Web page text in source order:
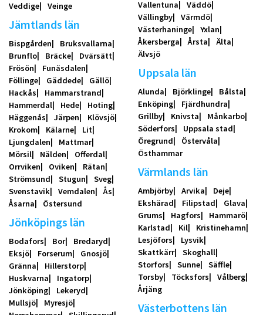
Veddige Veinge
Jämtlands län
Bispgården
Bruksvallarna
Brunflo
Bräcke
Dvärsätt
Frösön
Funäsdalen
Föllinge
Gäddede
Gällö
Hackås
Hammarstrand
Hammerdal
Hede
Hoting
Häggenås
Järpen
Klövsjö
Krokom
Kälarne
Lit
Ljungdalen
Mattmar
Mörsil
Nälden
Offerdal
Orrviken
Oviken
Rätan
Strömsund
Stugun
Sveg
Svenstavik
Vemdalen
Ås
Åsarna
Östersund
Jönköpings län
Bodafors Bor
Bredaryd
Eksjö
Forserum
Gnosjö
Gränna
Hillerstorp
Huskvarna
Ingatorp
Jönköping
Lekeryd
Mullsjö
Myresjö
Vallentuna
Väddö
Vällingby
Värmdö
Västerhaninge
Yxlan
Åkersberga
Årsta
Älta
Älvsjö
Uppsala län
Alunda Björklinge
Bålsta
Enköping
Fjärdhundra
Grillby
Knivsta
Månkarbo
Söderfors
Uppsala stad
Öregrund
Östervåla
Östhammar
Värmlands län
Ambjörby Arvika
Deje
Ekshärad
Filipstad
Glava
Grums
Hagfors
Hammarö
Karlstad
Kil
Kristinehamn
Lesjöfors
Lysvik
Skattkärr
Skoghall
Storfors
Sunne
Säffle
Torsby
Töcksfors
Vålberg
Årjäng
Västerbottens län